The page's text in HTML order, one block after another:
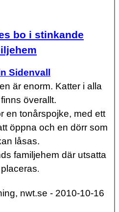
bo i stinkande
Sidenvall
är enorm. Katter i alla
överallt.
en tonårspojke, med ett
öppna och en dörr som
låsas.
familjehem där utsatta
.
nwt.se - 2010-10-16